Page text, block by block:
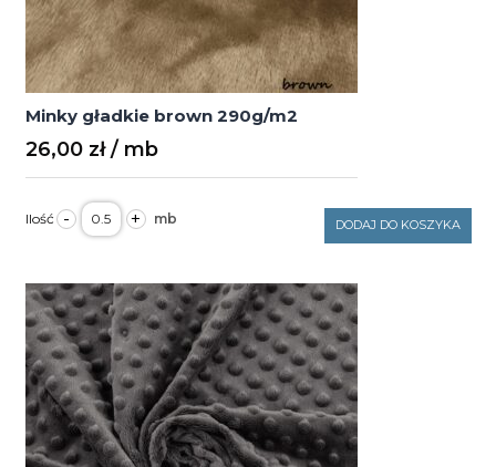
Minky gładkie brown 290g/m2
26,00 zł
- ilość
Minky
gładkie
+ DODAJ DO KOSZYKA